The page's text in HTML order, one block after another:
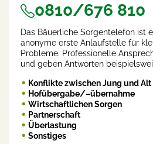
0810/676 810
Das Bäuerliche Sorgentelefon ist
anonyme erste Anlaufstelle für
Probleme. Professionelle
und geben Antworten
Konflikte zwischen Jung und Alt
Hofübergabe/–übernahme
Wirtschaftlichen Sorgen
Partnerschaft
Überlastung
Sonstiges